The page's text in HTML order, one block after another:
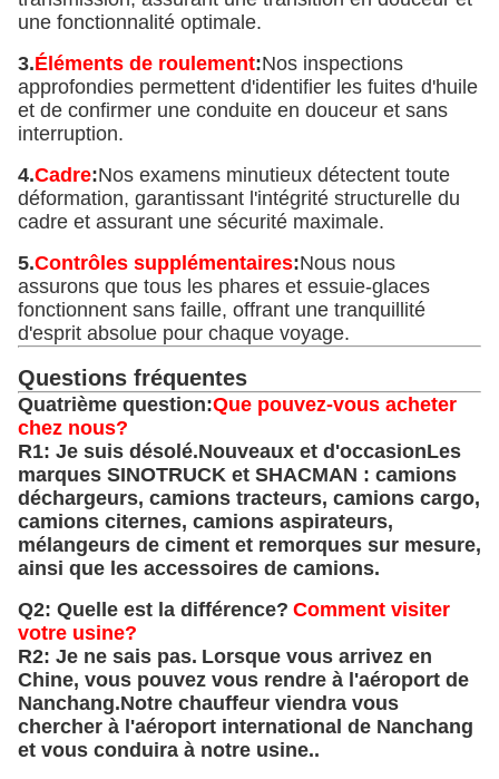
une fonctionnalité optimale.
3.Éléments de roulement:Nos inspections
approfondies permettent d'identifier les fuites d'huile
et de confirmer une conduite en douceur et sans
interruption.
4.Cadre:Nos examens minutieux détectent toute
déformation, garantissant l'intégrité structurelle du
cadre et assurant une sécurité maximale.
5.Contrôles supplémentaires:Nous nous
assurons que tous les phares et essuie-glaces
fonctionnent sans faille, offrant une tranquillité
d'esprit absolue pour chaque voyage.
Questions fréquentes
Quatrième question:Que pouvez-vous acheter
chez nous?
R1: Je suis désolé.Nouveaux et d'occasionLes
marques SINOTRUCK et SHACMAN : camions
déchargeurs, camions tracteurs, camions cargo,
camions citernes, camions aspirateurs,
mélangeurs de ciment et remorques sur mesure,
ainsi que les accessoires de camions.
Q2: Quelle est la différence? Comment visiter
votre usine?
R2: Je ne sais pas. Lorsque vous arrivez en
Chine, vous pouvez vous rendre à l'aéroport de
Nanchang.Notre chauffeur viendra vous
chercher à l'aéroport international de Nanchang
et vous conduira à notre usine..